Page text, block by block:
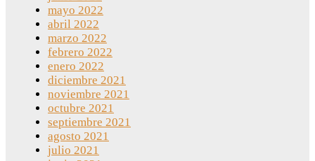
mayo 2022
abril 2022
marzo 2022
febrero 2022
enero 2022
diciembre 2021
noviembre 2021
octubre 2021
septiembre 2021
agosto 2021
julio 2021